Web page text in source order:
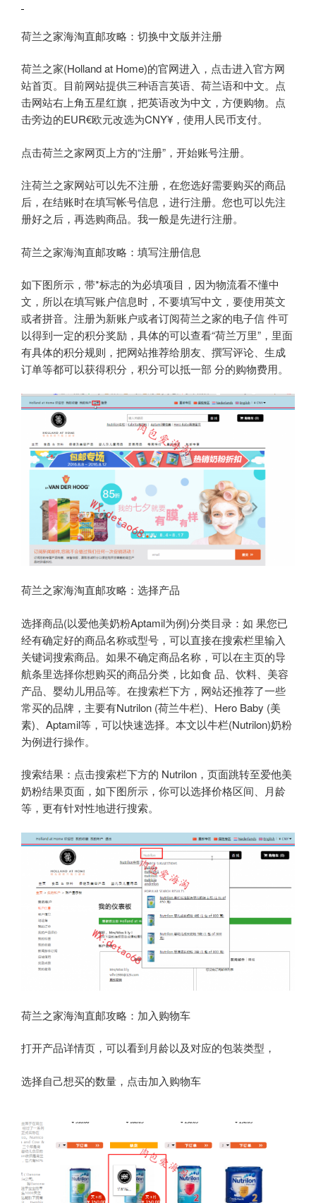
荷兰之家海淘直邮攻略：切换中文版并注册
荷兰之家(Holland at Home)的官网进入，点击进入官方网
站首页。目前网站提供三种语言英语、荷兰语和中文。点
击网站右上角五星红旗，把英语改为中文，方便购物。点
击旁边的EUR€欧元改选为CNY¥，使用人民币支付。
点击荷兰之家网页上方的“注册”，开始账号注册。
注荷兰之家网站可以先不注册，在您选好需要购买的商品
后，在结账时在填写帐号信息，进行注册。您也可以先注
册好之后，再选购商品。我一般是先进行注册。
荷兰之家海淘直邮攻略：填写注册信息
如下图所示，带*标志的为必填项目，因为物流看不懂中
文，所以在填写账户信息时，不要填写中文，要使用英文
或者拼音。注册为新账户或者订阅荷兰之家的电子信 件可
以得到一定的积分奖励，具体的可以查看“荷兰万里”，里面
有具体的积分规则，把网站推荐给朋友、撰写评论、生成
订单等都可以获得积分，积分可以抵一部 分的购物费用。
荷兰之家海淘直邮攻略：选择产品
选择商品(以爱他美奶粉Aptamil为例)分类目录：如 果您已
经有确定好的商品名称或型号，可以直接在搜索栏里输入
关键词搜索商品。如果不确定商品名称，可以在主页的导
航条里选择你想购买的商品分类，比如食 品、饮料、美容
产品、婴幼儿用品等。在搜索栏下方，网站还推荐了一些
常买的品牌，主要有Nutrilon (荷兰牛栏)、Hero Baby (美
素)、Aptamil等，可以快速选择。本文以牛栏(Nutrilon)奶粉
为例进行操作。
搜索结果：点击搜索栏下方的 Nutrilon，页面跳转至爱他美
奶粉结果页面，如下图所示，你可以选择价格区间、月龄
等，更有针对性地进行搜索。
荷兰之家海淘直邮攻略：加入购物车
打开产品详情页，可以看到月龄以及对应的包装类型，
选择自己想买的数量，点击加入购物车